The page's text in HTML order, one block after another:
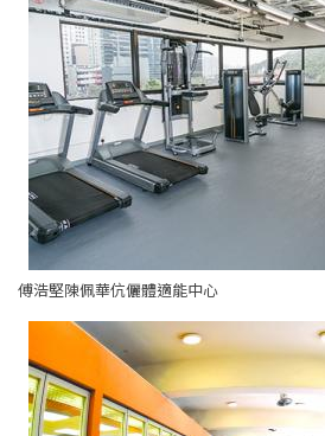
傅浩堅陳佩華伉儷體適能中心